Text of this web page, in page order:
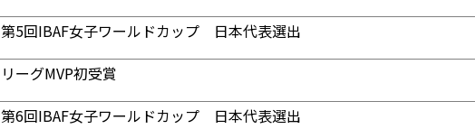
第5回IBAF女子ワールドカップ 日本代表選出
リーグMVP初受賞
第6回IBAF女子ワールドカップ 日本代表選出